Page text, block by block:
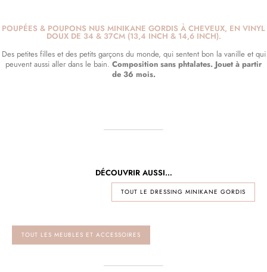
POUPÉES & POUPONS NUS MINIKANE GORDIS À CHEVEUX, EN VINYL
DOUX DE 34 & 37CM (13,4 INCH & 14,6 INCH).
Des petites filles et des petits garçons du monde, qui sentent bon la vanille et qui
peuvent aussi aller dans le bain. Composition sans phtalates. Jouet à partir
de 36 mois.
DÉCOUVRIR AUSSI…
TOUT LE DRESSING MINIKANE GORDIS
TOUT LES MEUBLES ET ACCESSOIRES